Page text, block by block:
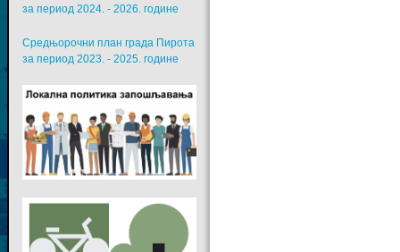
за период 2024. - 2026. године
Средњорочни план града Пирота
за период 2023. - 2025. године